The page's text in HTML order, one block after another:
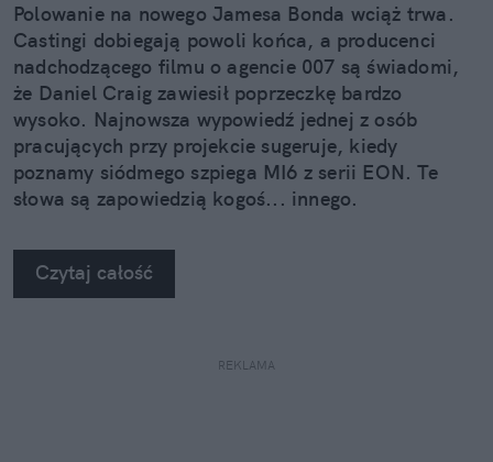
Polowanie na nowego Jamesa Bonda wciąż trwa.
Castingi dobiegają powoli końca, a producenci
nadchodzącego filmu o agencie 007 są świadomi,
że Daniel Craig zawiesił poprzeczkę bardzo
wysoko. Najnowsza wypowiedź jednej z osób
pracujących przy projekcie sugeruje, kiedy
poznamy siódmego szpiega MI6 z serii EON. Te
słowa są zapowiedzią kogoś... innego.
Czytaj całość
REKLAMA